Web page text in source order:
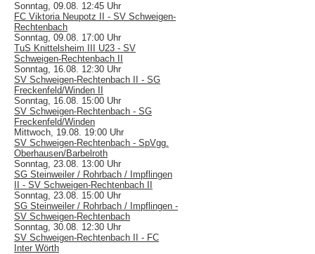
Sonntag, 09.08. 12:45 Uhr
FC Viktoria Neupotz II - SV Schweigen-
Rechtenbach
Sonntag, 09.08. 17:00 Uhr
TuS Knittelsheim III U23 - SV
Schweigen-Rechtenbach II
Sonntag, 16.08. 12:30 Uhr
SV Schweigen-Rechtenbach II - SG
Freckenfeld/Winden II
Sonntag, 16.08. 15:00 Uhr
SV Schweigen-Rechtenbach - SG
Freckenfeld/Winden
Mittwoch, 19.08. 19:00 Uhr
SV Schweigen-Rechtenbach - SpVgg.
Oberhausen/Barbelroth
Sonntag, 23.08. 13:00 Uhr
SG Steinweiler / Rohrbach / Impflingen
II - SV Schweigen-Rechtenbach II
Sonntag, 23.08. 15:00 Uhr
SG Steinweiler / Rohrbach / Impflingen -
SV Schweigen-Rechtenbach
Sonntag, 30.08. 12:30 Uhr
SV Schweigen-Rechtenbach II - FC
Inter Wörth